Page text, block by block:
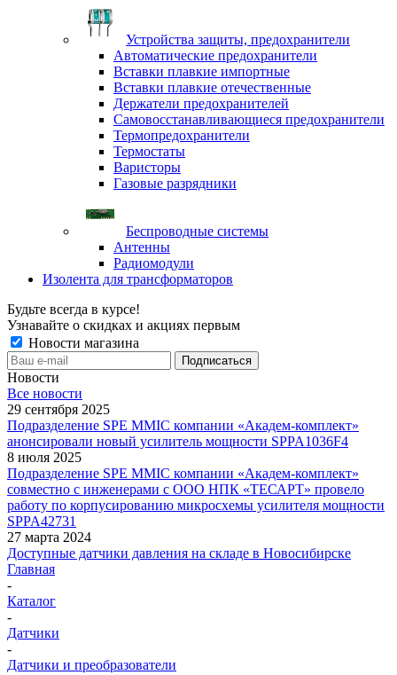
Устройства защиты, предохранители
Автоматические предохранители
Вставки плавкие импортные
Вставки плавкие отечественные
Держатели предохранителей
Самовосстанавливающиеся предохранители
Термопредохранители
Термостаты
Варисторы
Газовые разрядники
Беспроводные системы
Антенны
Радиомодули
Изолента для трансформаторов
Будьте всегда в курсе!
Узнавайте о скидках и акциях первым
Новости магазина
Новости
Все новости
29 сентября 2025
Подразделение SPE MMIC компании «Академ-комплект»
анонсировали новый усилитель мощности SPPA1036F4
8 июля 2025
Подразделение SPE MMIC компании «Академ-комплект»
совместно с инженерами с ООО НПК «ТЕСАРТ» провело
работу по корпусированию микросхемы усилителя мощности
SPPA42731
27 марта 2024
Доступные датчики давления на складе в Новосибирске
Главная
-
Каталог
-
Датчики
-
Датчики и преобразователи